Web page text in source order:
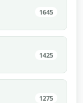
1645
1425
1275